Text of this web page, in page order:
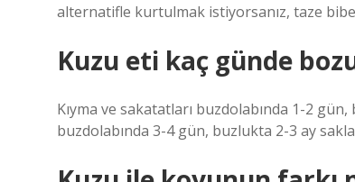
alternatifle kurtulmak istiyorsanız, taze
Kuzu eti kaç günde
Kıyma ve sakatatları buzdolabında 1-2
buzdolabında 3-4 gün, buzlukta 2-3 ay